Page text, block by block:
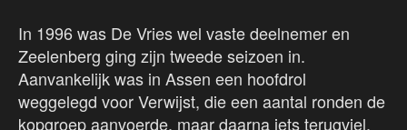
In 1996 was De Vries wel vaste deelnemer en
Zeelenberg ging zijn tweede seizoen in.
Aanvankelijk was in Assen een hoofdrol
weggelegd voor Verwijst, die een aantal ronden de
kopgroep aanvoerde, maar daarna iets terugviel.